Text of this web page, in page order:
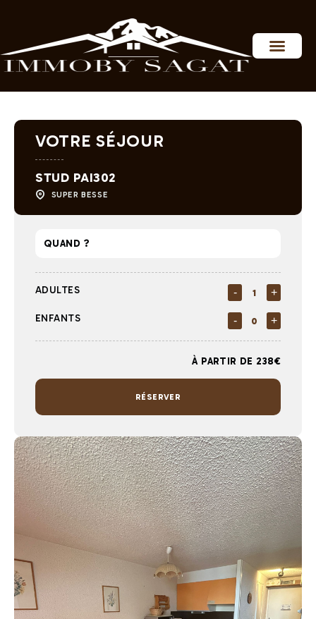
VOTRE SÉJOUR
STUD PAI302
SUPER BESSE
ADULTES - +
ENFANTS - +
À PARTIR DE 238€
RÉSERVER